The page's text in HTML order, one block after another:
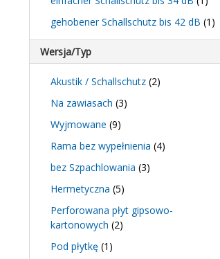
gehobener Schallschutz bis 42 dB (1)
Wersja/Typ
Akustik / Schallschutz (2)
Na zawiasach (3)
Wyjmowane (9)
Rama bez wypełnienia (4)
bez Szpachlowania (3)
Hermetyczna (5)
Perforowana płyt gipsowo-
kartonowych (2)
Pod płytkę (1)